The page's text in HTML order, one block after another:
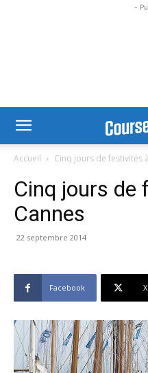
-
Accueil Cinq jours de festivités
Cinq jours de
Cannes
22 septembre 2014
Facebook X